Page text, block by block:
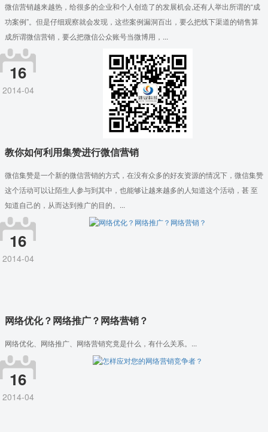
微信营销越来越热，给很多的企业和个人创造了的发展机会,还有人举出所谓的“成
功案例”。但是仔细观察就会发现，这些案例漏洞百出，要么把线下渠道的销售算
成所谓微信营销，要么把微信公众账号当微博用，...
16
2014-04
教你如何利用集赞进行微信营销
微信集赞是一个新的微信营销的方式，在没有众多的好友资源的情况下，微信集赞
这个活动可以让陌生人参与到其中，也能够让越来越多的人知道这个活动，甚 至
知道自己的，从而达到推广的目的。...
16
2014-04
网络优化？网络推广？网络营销？
网络优化、网络推广、网络营销究竟是什么，有什么关系。...
16
2014-04